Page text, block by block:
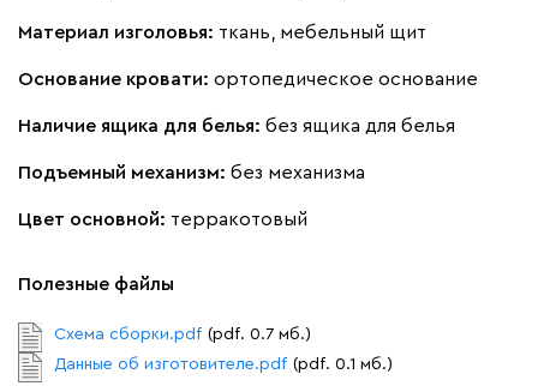
Виридис Клэй Мустард Оранж
Альтеа
Материал изголовья: ткань, мебельный щит
Основание кровати: ортопедическое основание
Наличие ящика для белья: без ящика для белья
Подъемный механизм: без механизма
Цвет основной: терракотовый
Полезные файлы
Схема сборки.pdf (pdf. 0.7 мб.)
Данные об изготовителе.pdf (pdf. 0.1 мб.)